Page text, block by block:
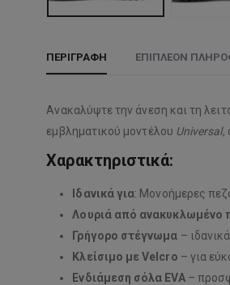
ΠΕΡΙΓΡΑΦΉ ΕΠΙΠΛΈΟΝ
Ανακαλύψτε την άνεση και τη
εμβληματικού μοντέλου Universal,
Χαρακτηριστικά:
Ιδανικά για: Μονοήμερες
Λουριά από ανακυκλωμένο
Γρήγορο στέγνωμα –
Κλείσιμο με Velcro – για
Ενδιάμεση σόλα EVA–